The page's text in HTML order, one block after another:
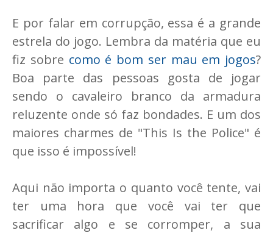
E por falar em corrupção, essa é a grande
estrela do jogo. Lembra da matéria que eu
fiz sobre como é bom ser mau em jogos?
Boa parte das pessoas gosta de jogar
sendo o cavaleiro branco da armadura
reluzente onde só faz bondades. E um dos
maiores charmes de "This Is the Police" é
que isso é impossível!
Aqui não importa o quanto você tente, vai
ter uma hora que você vai ter que
sacrificar algo e se corromper, a sua